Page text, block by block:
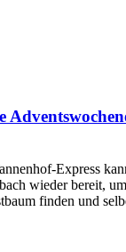
Express
wieder bereit,
finden und